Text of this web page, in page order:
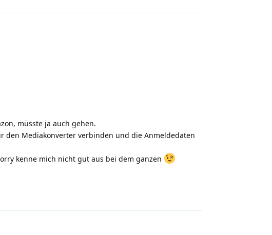
müsste ja auch gehen.
den Mediakonverter verbinden und die Anmeldedaten
kenne mich nicht gut aus bei dem ganzen